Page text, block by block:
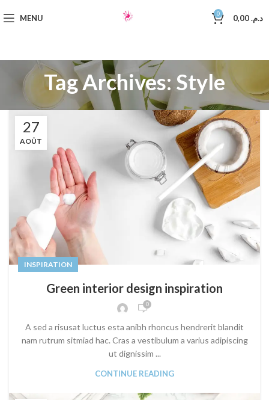
MENU 0 د.م.
Tag Archives: Style
27
AOÛT
INSPIRATION
Green interior design inspiration
0
A sed a risusat luctus esta anibh rhoncus hendrerit blandit
nam rutrum sitmiad hac. Cras a vestibulum a varius adipiscing
ut dignissim ...
CONTINUE READING